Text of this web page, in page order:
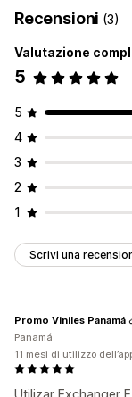
Recensioni (3)
Valutazione
5
5
4
3
2
1
Scrivi una
Promo Viniles Panamá
Panamá
11 mesi di utilizzo